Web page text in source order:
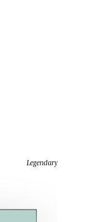
Legendary